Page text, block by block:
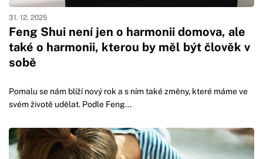
Feng Shui není jen o harmonii domova, ale
také o harmonii, kterou by měl být člověk v
sobě
31. 12. 2025
Pomalu se nám blíží nový rok a s ním také změny, které máme ve
svém životě udělat. Podle Feng...